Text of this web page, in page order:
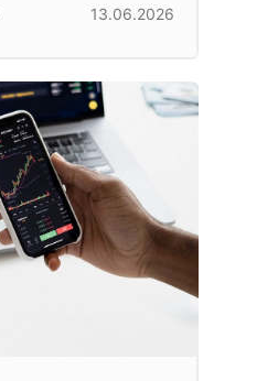
13.06.2026